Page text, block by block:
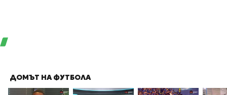
ДОМЪТ НА ФУТБОЛА